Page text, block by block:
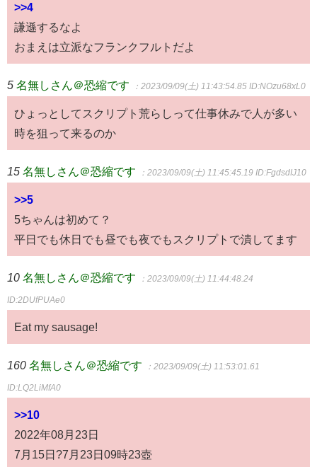
>>4
謙遜するなよ
おまえは立派なフランクフルトだよ
5 名無しさん＠恐縮です ：2023/09/09(土) 11:43:54.85 ID:NOzu68xL0
ひょっとしてスクリプト荒らしって仕事休みで人が多い
時を狙って来るのか
15 名無しさん＠恐縮です ：2023/09/09(土) 11:45:45.19 ID:FgdsdIJ10
>>5
5ちゃんは初めて？
平日でも休日でも昼でも夜でもスクリプトで潰してます
10 名無しさん＠恐縮です ：2023/09/09(土) 11:44:48.24
ID:2DUfPUAe0
Eat my sausage!
160 名無しさん＠恐縮です ：2023/09/09(土) 11:53:01.61
ID:LQ2LiMfA0
>>10
2022年08月23日
7月15日?7月23日09時23壺